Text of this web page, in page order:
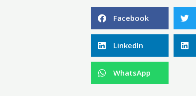
Facebook
LinkedIn
WhatsApp